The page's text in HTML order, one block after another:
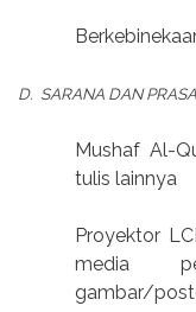
D. SARANA DAN
Mushaf Al-
tulis lainnya
Proyektor
media
gambar/